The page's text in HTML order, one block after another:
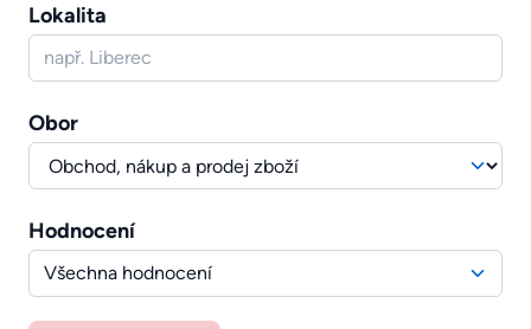
Lokalita
Obor
Hodnocení
Všechna hodnocení